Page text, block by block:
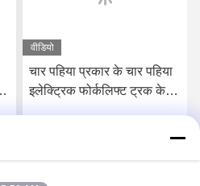
वीडियो
चार पहिया प्रकार के चार पहिया
इलेक्ट्रिक फोर्कलिफ्ट ट्रक के